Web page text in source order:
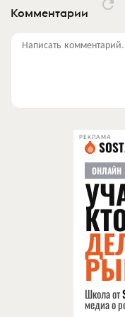
Комментарии
Написать
РЕКЛАМА